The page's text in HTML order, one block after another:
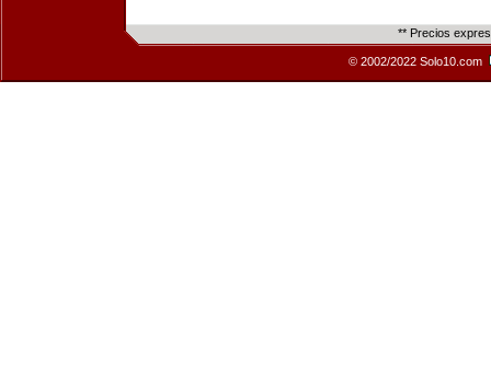
** Precios
© 2002/2022 Solo10.com